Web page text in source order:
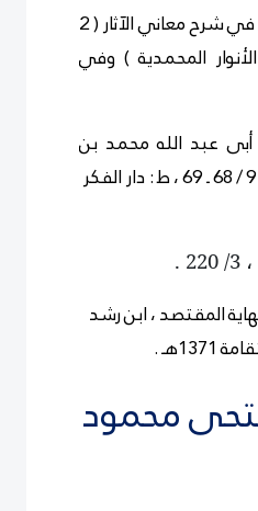
أخرجه : الطحاوي في شرح معاني الآثار ( 2
المحمدية ) وفي
أبى عبد الله محمد بن
أحمد العيني للعيني 9 / 68 ـ 69 ، ط : دار الفكر
.
المقتصد ، ابن رشد
محمود